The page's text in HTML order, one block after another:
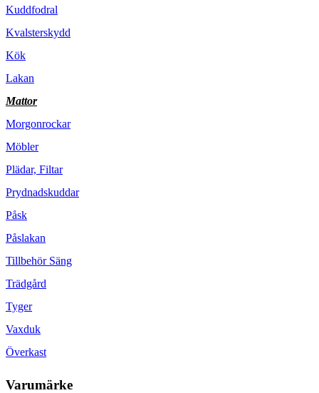
Kuddfodral
Kvalsterskydd
Kök
Lakan
Mattor
Morgonrockar
Möbler
Plädar, Filtar
Prydnadskuddar
Påsk
Påslakan
Tillbehör Säng
Trädgård
Tyger
Vaxduk
Överkast
Varumärke